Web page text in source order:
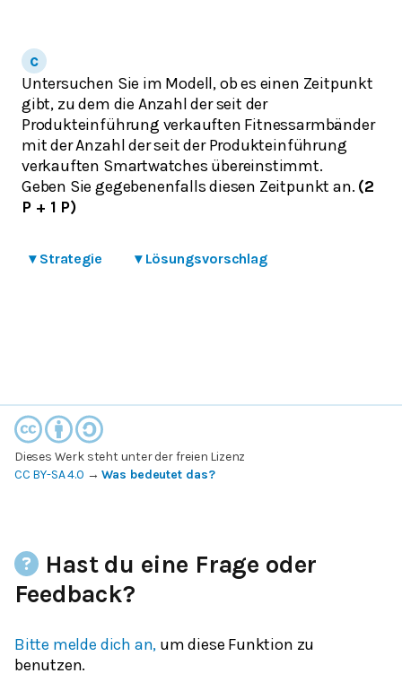
Untersuchen Sie im Modell, ob es einen Zeitpunkt
gibt, zu dem die Anzahl der seit der
Produkteinführung verkauften Fitnessarmbänder
mit der Anzahl der seit der Produkteinführung
verkauften Smartwatches übereinstimmt.
Geben Sie gegebenenfalls diesen Zeitpunkt an. (2
P + 1 P)
▾ Strategie ▾ Lösungsvorschlag
Dieses Werk steht unter der freien Lizenz
CC BY-SA 4.0 →Was bedeutet das?
Hast du eine Frage oder
Feedback?
Bitte melde dich an, um diese Funktion zu
benutzen.